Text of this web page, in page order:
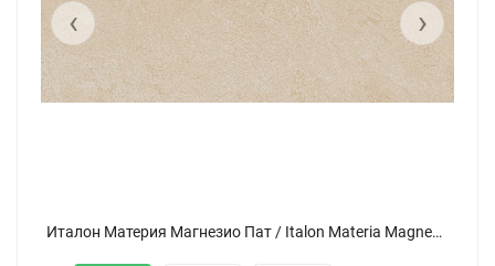
Италон Материя Магнезио Пат / Italon Materia Magnesio Cer 30x60
‹ ›